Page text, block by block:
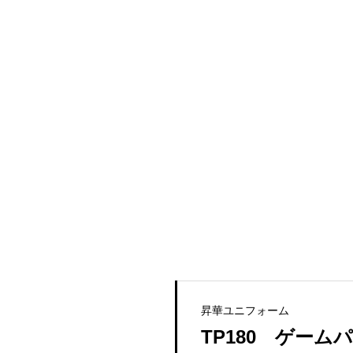
昇華ユニフォーム
TP180 ゲーム